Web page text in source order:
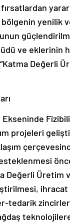
fırsatlardan
yenilik
ve eklerinin
Değerli
Ekseninde
projeleri
Değerli Üretim
tedarik